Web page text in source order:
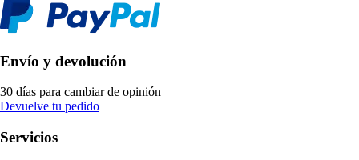
Envío y devolución
30 días para cambiar de opinión
Devuelve tu pedido
Servicios